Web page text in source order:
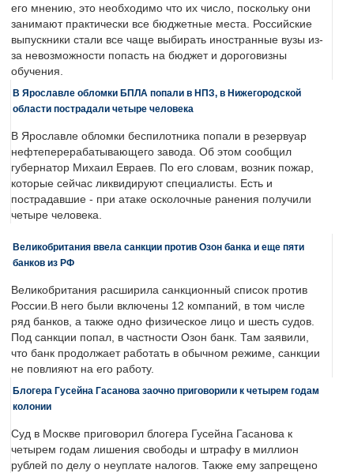
его мнению, это необходимо что их число, поскольку они
занимают практически все бюджетные места. Российские
выпускники стали все чаще выбирать иностранные вузы из-
за невозможности попасть на бюджет и дороговизны
обучения.
В Ярославле обломки БПЛА попали в НПЗ, в Нижегородской
области пострадали четыре человека
В Ярославле обломки беспилотника попали в резервуар
нефтеперерабатывающего завода. Об этом сообщил
губернатор Михаил Евраев. По его словам, возник пожар,
которые сейчас ликвидируют специалисты. Есть и
пострадавшие - при атаке осколочные ранения получили
четыре человека.
Великобритания ввела санкции против Озон банка и еще пяти
банков из РФ
Великобритания расширила санкционный список против
России.В него были включены 12 компаний, в том числе
ряд банков, а также одно физическое лицо и шесть судов.
Под санкции попал, в частности Озон банк. Там заявили,
что банк продолжает работать в обычном режиме, санкции
не повлияют на его работу.
Блогера Гусейна Гасанова заочно приговорили к четырем годам
колонии
Суд в Москве приговорил блогера Гусейна Гасанова к
четырем годам лишения свободы и штрафу в миллион
рублей по делу о неуплате налогов. Также ему запрещено